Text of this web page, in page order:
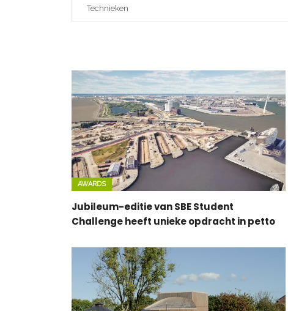
AWARDS
Jubileum-editie van SBE Student
Challenge heeft unieke opdracht in petto